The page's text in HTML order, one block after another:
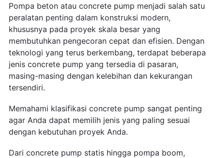
Pompa beton atau concrete pump menjadi salah satu
peralatan penting dalam konstruksi modern,
khususnya pada proyek skala besar yang
membutuhkan pengecoran cepat dan efisien. Dengan
teknologi yang terus berkembang, terdapat beberapa
jenis concrete pump yang tersedia di pasaran,
masing-masing dengan kelebihan dan kekurangan
tersendiri.
Memahami klasifikasi concrete pump sangat penting
agar Anda dapat memilih jenis yang paling sesuai
dengan kebutuhan proyek Anda.
Dari concrete pump statis hingga pompa boom,